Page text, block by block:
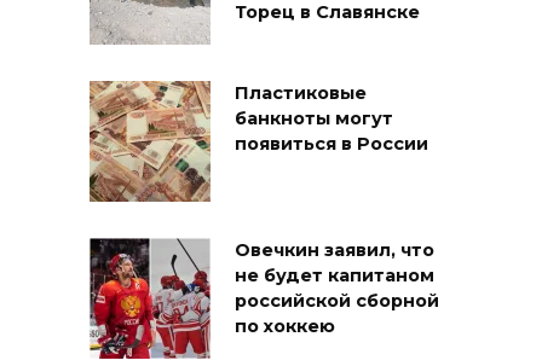
Торец в Славянске
Пластиковые
банкноты могут
появиться в России
Овечкин заявил, что
не будет капитаном
российской сборной
по хоккею